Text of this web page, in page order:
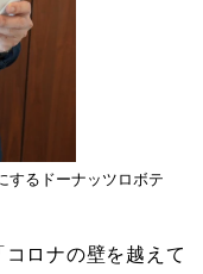
するドーナッツロボテ
コロナの壁を越えて